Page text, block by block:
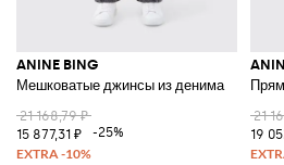
ANINE BING
Мешковатые джинсы из денима
21 168,79 ₽
15 877,31 ₽
-25%
21
19